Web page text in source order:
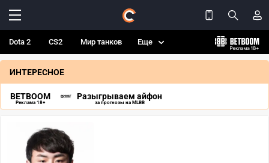
Dota 2 CS2 Мир танков Еще
ИНТЕРЕСНОЕ
BETBOOM
Реклама 18+
Разыгрываем айфон
за прогнозы на MLBB